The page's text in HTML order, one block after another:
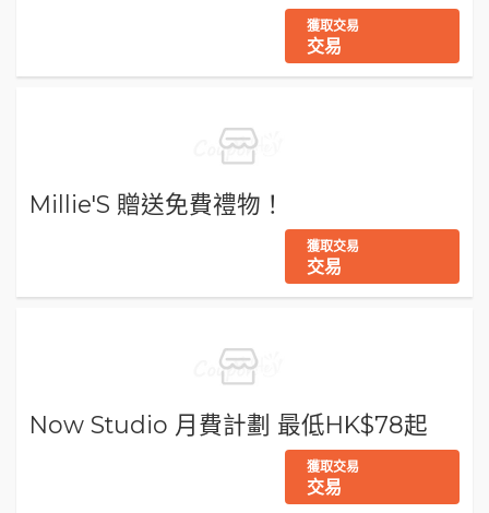
獲取交易
交易
Millie'S 贈送免費禮物！
獲取交易
交易
Now Studio 月費計劃 最低HK$78起
獲取交易
交易